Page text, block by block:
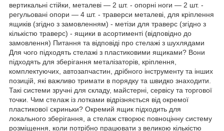
вертикальні стійки, металеві — 2 шт. - опорні ноги — 2 шт. -
регульовані опори — 4 шт. - траверси металеві, для кріплення
ящиків (згідно з замовленням) - метізи для траверс (згідно з
кількістю траверс) - ящики в асортименті (відповідно до
замовлення) Питання та відповіді про стелажі з шухлядами
Для чого підходять стелажі з пластиковими ящиками? Вони
підходять для зберігання металізаторів, кріплення,
комплектуючих, автозапчастин, дрібного інструменту та інших
позицій, які важливо тримати в порядку та швидко знаходити.
Такі системи зручні для складу, майстерні, сервісу та торгової
точки. Чим стелаж із лотками відрізняється від окремої
пластикової скриньки? Окремий ящик підходить для
локального зберігання, а стелаж створює повноцінну систему
розміщення, коли потрібно працювати з великою кількістю